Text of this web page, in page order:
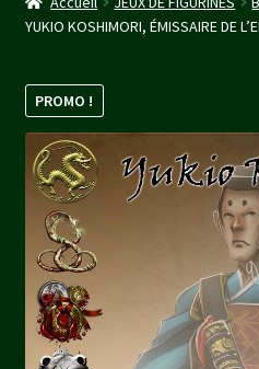
CGV
Mon compte
Panier
Stripe Payment Success Page
Validation de la commande
YUKIO KOSHIMORI, ÉMISSAIRE DE
PROMO !